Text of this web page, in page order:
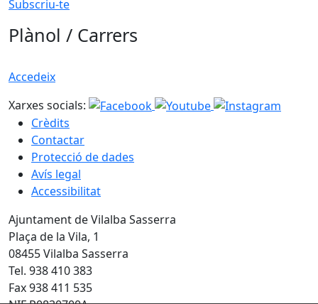
Subscriu-te
Plànol / Carrers
Accedeix
Xarxes socials:
Crèdits
Contactar
Protecció de dades
Avís legal
Accessibilitat
Ajuntament de Vilalba Sasserra
Plaça de la Vila, 1
08455 Vilalba Sasserra
Tel. 938 410 383
Fax 938 411 535